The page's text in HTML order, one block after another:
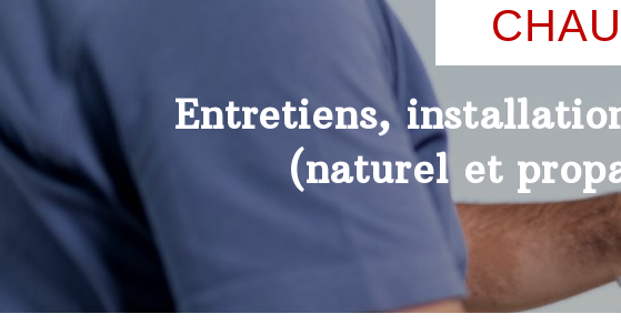
Entretiens,
(naturel et